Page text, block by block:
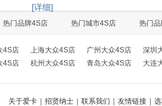
[详细]
热门品牌4S店 热门城市4S店 热门
4S店 上海大众4S店 广州大众4S店
深圳
4S店 杭州大众4S店 青岛大众4S店 大连
关于爱卡 | 招贤纳士 | 联系我们 | 友情链接 |